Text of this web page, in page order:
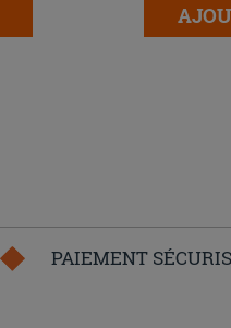
PAIEMENT